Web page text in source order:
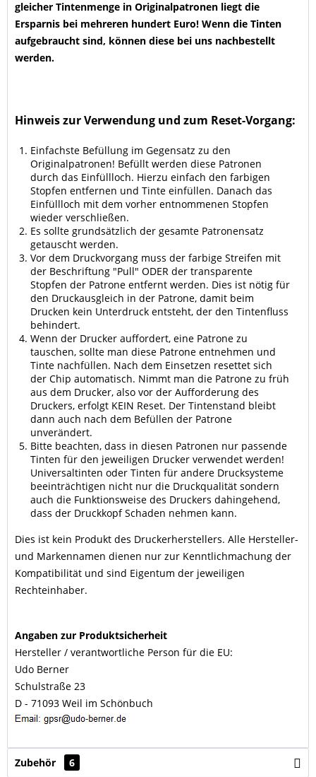
gleicher Tintenmenge in Originalpatronen liegt die
Ersparnis bei mehreren hundert Euro! Wenn die Tinten
aufgebraucht sind, können diese bei uns nachbestellt
werden.
Hinweis zur Verwendung und zum Reset-Vorgang:
Einfachste Befüllung im Gegensatz zu den
Originalpatronen! Befüllt werden diese Patronen
durch das Einfüllloch. Hierzu einfach den farbigen
Stopfen entfernen und Tinte einfüllen. Danach das
Einfüllloch mit dem vorher entnommenen Stopfen
wieder verschließen.
Es sollte grundsätzlich der gesamte Patronensatz
getauscht werden.
Vor dem Druckvorgang muss der farbige Streifen mit
der Beschriftung "Pull" ODER der transparente
Stopfen der Patrone entfernt werden. Dies ist nötig für
den Druckausgleich in der Patrone, damit beim
Drucken kein Unterdruck entsteht, der den Tintenfluss
behindert.
Wenn der Drucker auffordert, eine Patrone zu
tauschen, sollte man diese Patrone entnehmen und
Tinte nachfüllen. Nach dem Einsetzen resettet sich
der Chip automatisch. Nimmt man die Patrone zu früh
aus dem Drucker, also vor der Aufforderung des
Druckers, erfolgt KEIN Reset. Der Tintenstand bleibt
dann auch nach dem Befüllen der Patrone
unverändert.
Bitte beachten, dass in diesen Patronen nur passende
Tinten für den jeweiligen Drucker verwendet werden!
Universaltinten oder Tinten für andere Drucksysteme
beeinträchtigen nicht nur die Druckqualität sondern
auch die Funktionsweise des Druckers dahingehend,
dass der Druckkopf Schaden nehmen kann.
Dies ist kein Produkt des Druckerherstellers. Alle Hersteller-
und Markennamen dienen nur zur Kenntlichmachung der
Kompatibilität und sind Eigentum der jeweiligen
Rechteinhaber.
Angaben zur Produktsicherheit
Hersteller / verantwortliche Person für die EU:
Udo Berner
Schulstraße 23
D - 71093 Weil im Schönbuch
Zubehör 6